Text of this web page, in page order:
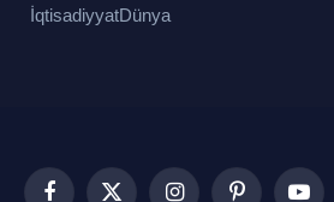
İqtisadiyyatDünya